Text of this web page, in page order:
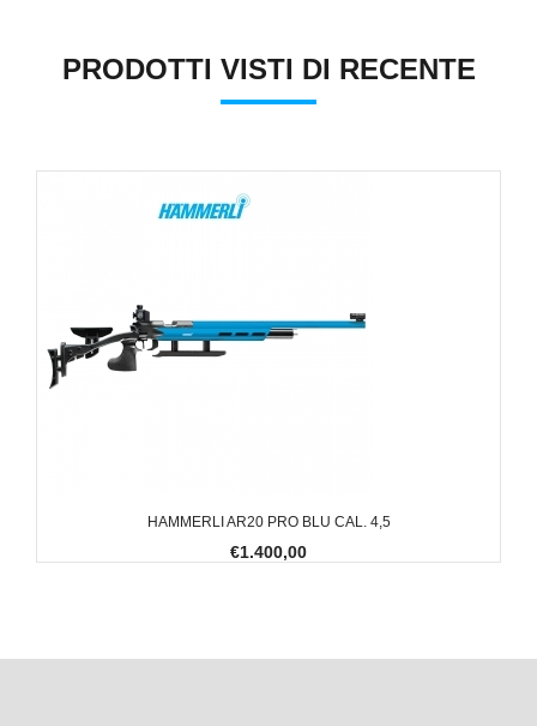
PRODOTTI VISTI DI RECENTE
HAMMERLI AR20 PRO BLU CAL. 4,5
€1.400,00